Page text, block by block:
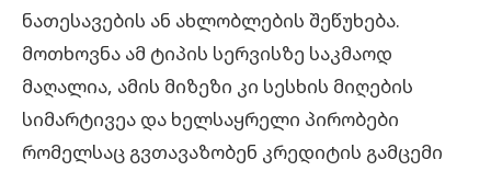
ნათესავების ან ახლობლების შეწუხება.
მოთხოვნა ამ ტიპის სერვისზე საკმაოდ
მაღალია, ამის მიზეზი კი სესხის მიღების
სიმარტივეა და ხელსაყრელი პირობები
რომელსაც გვთავაზობენ კრედიტის გამცემი